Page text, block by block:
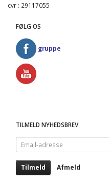
cvr : 29117055
FØLG OS
gruppe
TILMELD NYHEDSBREV
Email-
adresse
Tilmeld Afmeld